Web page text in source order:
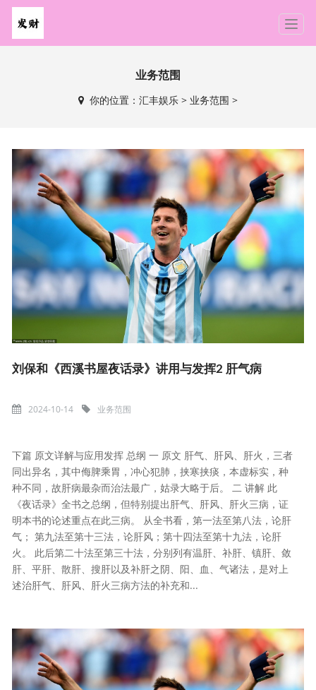
T
v
g
t
n
业务范围
你的位置： 汇丰娱乐> 业务范围 >
刘保和《西溪书屋夜话录》讲用与发挥2 肝气病
2024-10-14 业务范围
下篇 原文详解与应用发挥 总纲 一 原文 肝气、肝风、肝火，三者
同出异名，其中侮脾乘胃，冲心犯肺，挟寒挟痰，本虚标实，种
种不同，故肝病最杂而治法最广，姑录大略于后。 二 讲解 此
《夜话录》全书之总纲，但特别提出肝气、肝风、肝火三病，证
明本书的论述重点在此三病。 从全书看，第一法至第八法，论肝
气； 第九法至第十三法，论肝风；第十四法至第十九法，论肝
火。 此后第二十法至第三十法，分别列有温肝、补肝、镇肝、敛
肝、平肝、散肝、搜肝以及补肝之阴、阳、血、气诸法，是对上
述治肝气、肝风、肝火三病方法的补充和...